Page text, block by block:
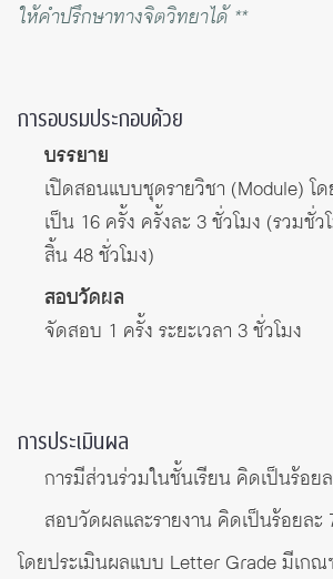
ให้คำปรึกษาทางจิตวิทยาได้ **
การอบรมประกอบด้วย
บรรยาย
เปิดสอนแบบชุดรายวิชา (Module) โ
เป็น 16 ครั้ง ครั้งละ 3 ชั่วโมง (รวมชั่ว
สิ้น 48 ชั่วโมง)
สอบวัดผล
จัดสอบ 1 ครั้ง ระยะเวลา 3 ชั่วโมง
การประเมินผล
การมีส่วนร่วมในชั้นเรียน คิดเป็นร้อย
สอบวัดผลและรายงาน คิดเป็นร้อยละ
โดยประเมินผลแบบ Letter Grade มีเก